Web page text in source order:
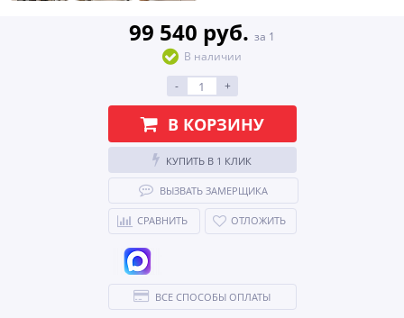
99 540 руб. за 1
В наличии
-
+
В КОРЗИНУ
КУПИТЬ В 1 КЛИК
ВЫЗВАТЬ ЗАМЕРЩИКА
СРАВНИТЬ ОТЛОЖИТЬ
ВСЕ СПОСОБЫ ОПЛАТЫ